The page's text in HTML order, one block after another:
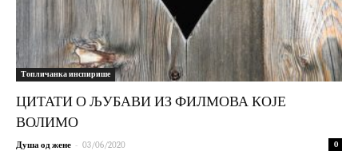
Топличанка инспирише
ЦИТАТИ О ЉУБАВИ ИЗ ФИЛМОВА КОЈЕ
ВОЛИМО
Душа од жене - 03/06/2020 0